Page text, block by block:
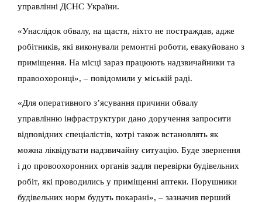
управлінні ДСНС України.
«Унаслідок обвалу, на щастя, ніхто не постраждав, адже
робітників, які виконували ремонтні роботи, евакуйовано з
приміщення. На місці зараз працюють надзвичайники та
правоохоронці», – повідомили у міській раді.
«Для оперативного зʼясування причини обвалу
управлінню інфраструктури дано доручення запросити
відповідних спеціалістів, котрі також встановлять як
можна ліквідувати надзвичайну ситуацію. Буде звернення
і до провоохоронних органів задля перевірки будівельних
робіт, які проводились у приміщенні аптеки. Порушники
будівельних норм будуть покарані», – зазначив перший